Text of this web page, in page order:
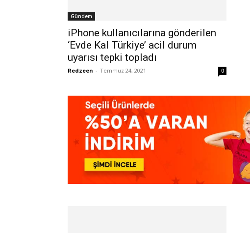
Gündem
iPhone kullanıcılarına gönderilen
‘Evde Kal Türkiye’ acil durum
uyarısı tepki topladı
Redzeen - Temmuz 24, 2021 0